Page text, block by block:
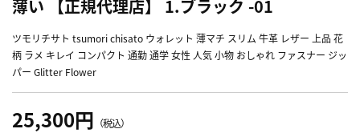
薄い 【正規代理店】 1.ブラック -01
ツモリチサト tsumori chisato ウォレット 薄マチ スリム 牛革 レザー 上品 花
柄 ラメ キレイ コンパクト 通勤 通学 女性 人気 小物 おしゃれ ファスナー ジッ
パー Glitter Flower
25,300円 （税込）